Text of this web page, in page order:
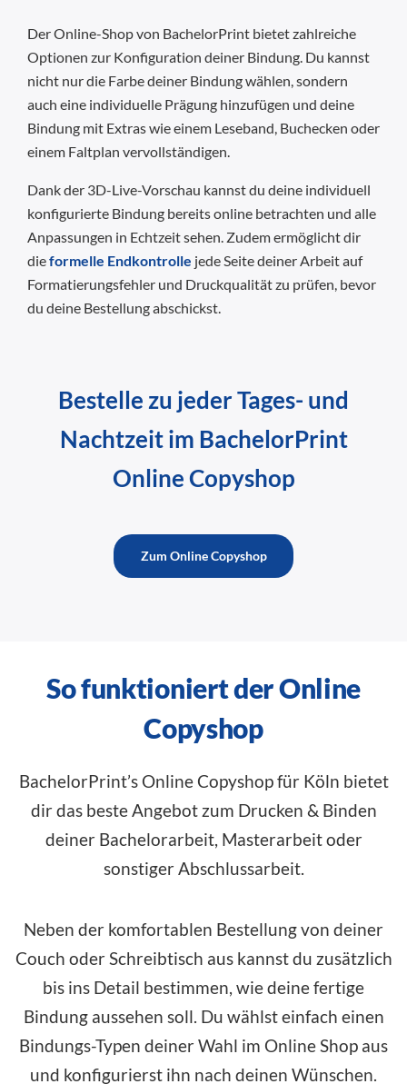
Der Online-Shop von BachelorPrint bietet zahlreiche
Optionen zur Konfiguration deiner Bindung. Du kannst
nicht nur die Farbe deiner Bindung wählen, sondern
auch eine individuelle Prägung hinzufügen und deine
Bindung mit Extras wie einem Leseband, Buchecken oder
einem Faltplan vervollständigen.
Dank der 3D-Live-Vorschau kannst du deine individuell
konfigurierte Bindung bereits online betrachten und alle
Anpassungen in Echtzeit sehen. Zudem ermöglicht dir
dieformelle Endkontrolle jede Seite deiner Arbeit auf
Formatierungsfehler und Druckqualität zu prüfen, bevor
du deine Bestellung abschickst.
Bestelle zu jeder Tages- und
Nachtzeit im BachelorPrint
Online Copyshop
Zum Online Copyshop
So funktioniert der Online
Copyshop
BachelorPrint’s Online Copyshop für Köln bietet
dir das beste Angebot zum Drucken & Binden
deiner Bachelorarbeit, Masterarbeit oder
sonstiger Abschlussarbeit.
Neben der komfortablen Bestellung von deiner
Couch oder Schreibtisch aus kannst du zusätzlich
bis ins Detail bestimmen, wie deine fertige
Bindung aussehen soll. Du wählst einfach einen
Bindungs-Typen deiner Wahl im Online Shop aus
und konfigurierst ihn nach deinen Wünschen.